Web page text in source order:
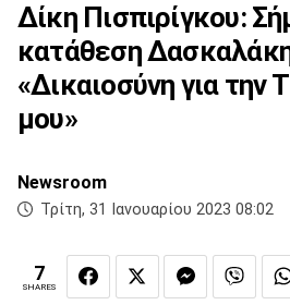
Δίκη Πισπιρίγκου:
κατάθεση
«Δικαιοσύνη για την
μου»
Newsroom
Τρίτη, 31 Ιανουαρίου 2023 08:02
7
SHARES